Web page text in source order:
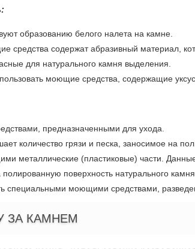
образованию белого налета на камне.
содержат абразивный материал,
для натурального камня выделения.
моющие средства, содержащие
предназначенными для ухода.
количество грязи и песка, заносимое на пол.
металлические (пластиковые) части.
поверхность натурального
специальными моющими средствами,
ЗА КАМНЕМ